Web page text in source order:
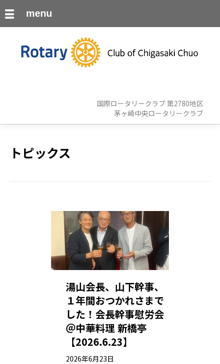
国際ロータリークラブ 第2780地区
茅ヶ崎中央ロータリークラブ
トピックス
湯山会長、山下幹事、
１年間おつかれさまで
した！会長幹事慰労会
＠中華料理 新橋亭
【2026.6.23】
2026年6月23日
menu